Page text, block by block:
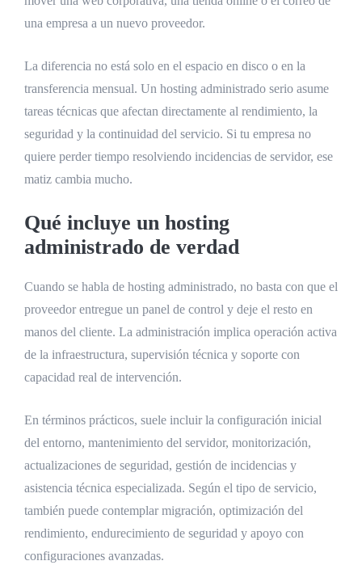
una empresa a un nuevo proveedor.
La diferencia no está solo en el espacio en disco o en la
transferencia mensual. Un hosting administrado serio asume
tareas técnicas que afectan directamente al rendimiento, la
seguridad y la continuidad del servicio. Si tu empresa no
quiere perder tiempo resolviendo incidencias de servidor, ese
matiz cambia mucho.
Qué incluye un hosting
administrado de verdad
Cuando se habla de hosting administrado, no basta con que el
proveedor entregue un panel de control y deje el resto en
manos del cliente. La administración implica operación activa
de la infraestructura, supervisión técnica y soporte con
capacidad real de intervención.
En términos prácticos, suele incluir la configuración inicial
del entorno, mantenimiento del servidor, monitorización,
actualizaciones de seguridad, gestión de incidencias y
asistencia técnica especializada. Según el tipo de servicio,
también puede contemplar migración, optimización del
rendimiento, endurecimiento de seguridad y apoyo con
configuraciones avanzadas.